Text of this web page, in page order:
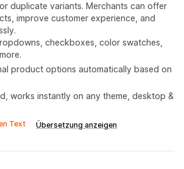
duplicate variants. Merchants can offer
improve customer experience, and
checkboxes, color swatches,
product options automatically based on
works instantly on any theme, desktop &
Text Übersetzung anzeigen